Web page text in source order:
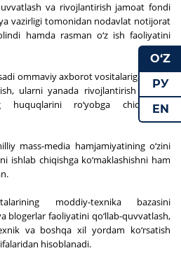
va rivojlantirish jamoat fondi
vazirligi tomonidan nodavlat notijorat
hamda rasman o‘z ish faoliyatini
ommaviy axborot vositalariga media
ularni yanada rivojlantirish hamda
ro‘yobga chiqarishga
mass-media hamjamiyatining o‘zini
ishlab chiqishga ko‘maklashishni ham
moddiy-texnika bazasini
blogerlar faoliyatini qo‘llab-quvvatlash,
va boshqa xil yordam ko‘rsatish
hisoblanadi.
O‘Z
РУ
EN